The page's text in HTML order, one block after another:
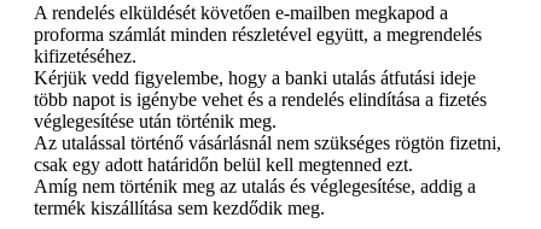
A rendelés elküldését követően e-mailben megkapod a
proforma számlát minden részletével együtt, a megrendelés
kifizetéséhez.
Kérjük vedd figyelembe, hogy a banki utalás átfutási ideje
több napot is igénybe vehet és a rendelés elindítása a fizetés
véglegesítése után történik meg.
Az utalással történő vásárlásnál nem szükséges rögtön fizetni,
csak egy adott határidőn belül kell megtenned ezt.
Amíg nem történik meg az utalás és véglegesítése, addig a
termék kiszállítása sem kezdődik meg.